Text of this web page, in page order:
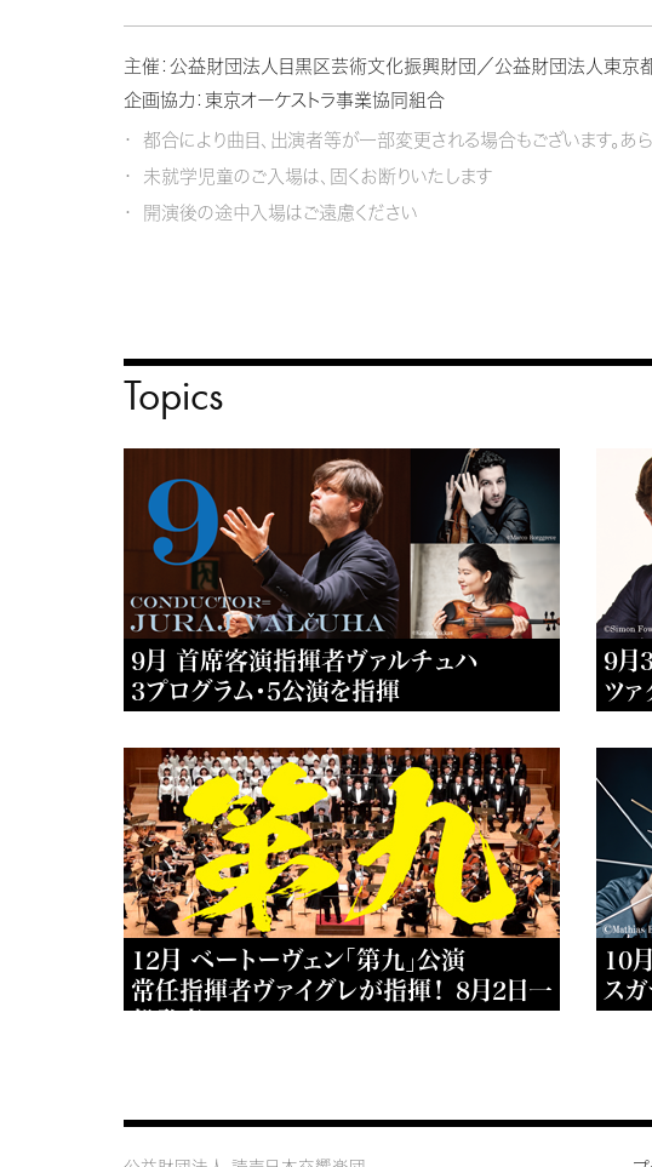
主催：公益財団法人目黒区芸術文化振興財団／公益財団法人東
企画協力：東京オーケストラ事業協同組合
都合により曲目、出演者等が一部変更される場合もございます。あ
未就学児童のご入場は、固くお断りいたします
開演後の途中入場はご遠慮ください
Topics
9月 首席客演指揮者ヴァルチュハ
3プログラム・5公演を指揮
9月
ツ
12月 ベートーヴェン「第九」公演
常任指揮者ヴァイグレが指揮！ 8月2日一
10
ス